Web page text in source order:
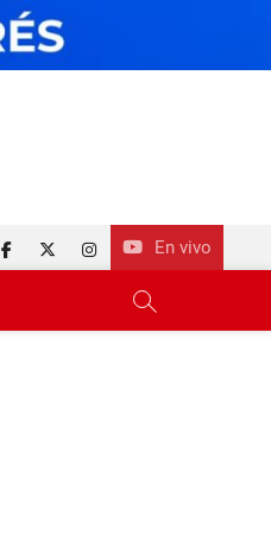
En vivo
facebook
twitterinstagram